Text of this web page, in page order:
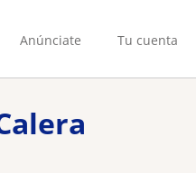
Anúnciate Tu cuenta